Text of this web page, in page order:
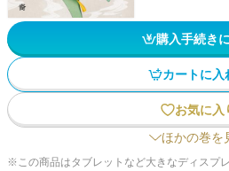
購入手続き
カートに入
お気に入
ほかの巻を
※この商品はタブレットなど大きなディスプ